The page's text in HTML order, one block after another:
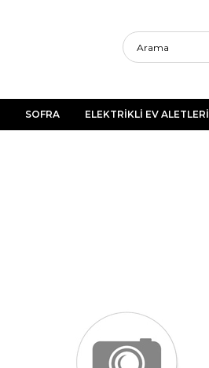
SOFRA ELEKTRİKLİ EV ALETLERİ